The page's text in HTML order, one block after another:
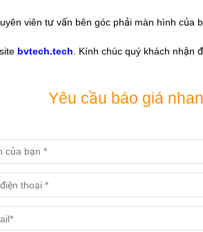
viên tư vấn bên góc phải màn hình của
bvtech.tech . Kính chúc quý khách
Yêu cầu báo giá